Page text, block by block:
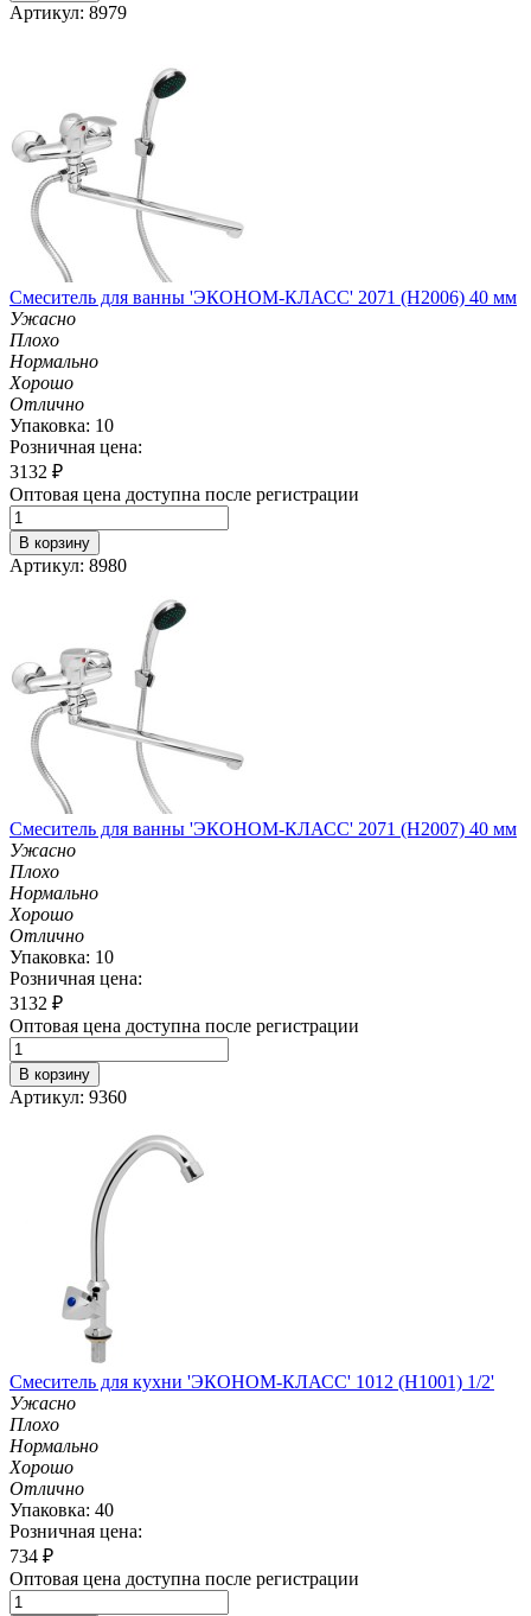
Артикул: 8979
Смеситель для ванны 'ЭКОНОМ-КЛАСС' 2071 (H2006) 40 мм
Ужасно
Плохо
Нормально
Хорошо
Отлично
Упаковка: 10
Розничная цена:
3132 ₽
Оптовая цена доступна после регистрации
В корзину
Артикул: 8980
Смеситель для ванны 'ЭКОНОМ-КЛАСС' 2071 (H2007) 40 мм
Ужасно
Плохо
Нормально
Хорошо
Отлично
Упаковка: 10
Розничная цена:
3132 ₽
Оптовая цена доступна после регистрации
В корзину
Артикул: 9360
Смеситель для кухни 'ЭКОНОМ-КЛАСС' 1012 (H1001) 1/2'
Ужасно
Плохо
Нормально
Хорошо
Отлично
Упаковка: 40
Розничная цена:
734 ₽
Оптовая цена доступна после регистрации